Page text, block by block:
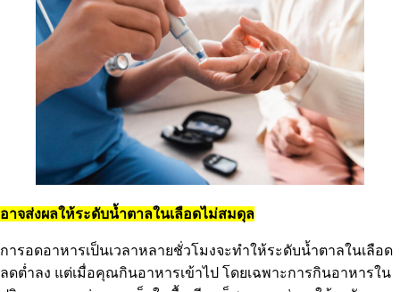
อาจส่งผลให้ระดับน้ำตาลในเลือดไม่สมดุล
การอดอาหารเป็นเวลาหลายชั่วโมงจะทำให้ระดับน้ำตาลในเลือด
ลดต่ำลง แต่เมื่อคุณกินอาหารเข้าไป โดยเฉพาะการกินอาหารใน